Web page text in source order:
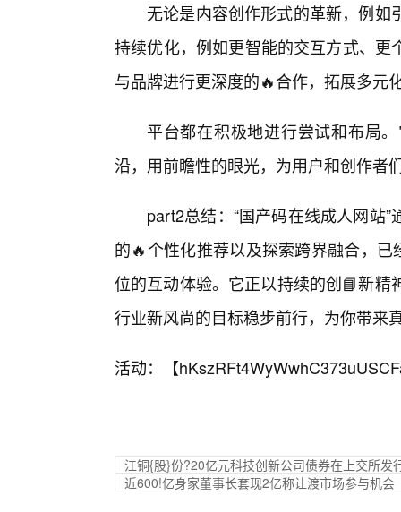
无论是内容创作形式的革新，例
持续优化，例如更智能的交互方式、
与品牌进行更深度的🔥合作，拓展多元
平台都在积极地进行尝试和布局
沿，用前瞻性的眼光，为用户和创作者
part2总结：“国产码在线成人网站
的🔥个性化推荐以及探索跨界融合，
位的互动体验。它正以持续的创📘新
行业新风尚的目标稳步前行，为你带来
活动：【
江铜{股}份?20亿元科技创新公司债券在上交所发
近600!亿身家董事长套现2亿称让渡市场参与机会